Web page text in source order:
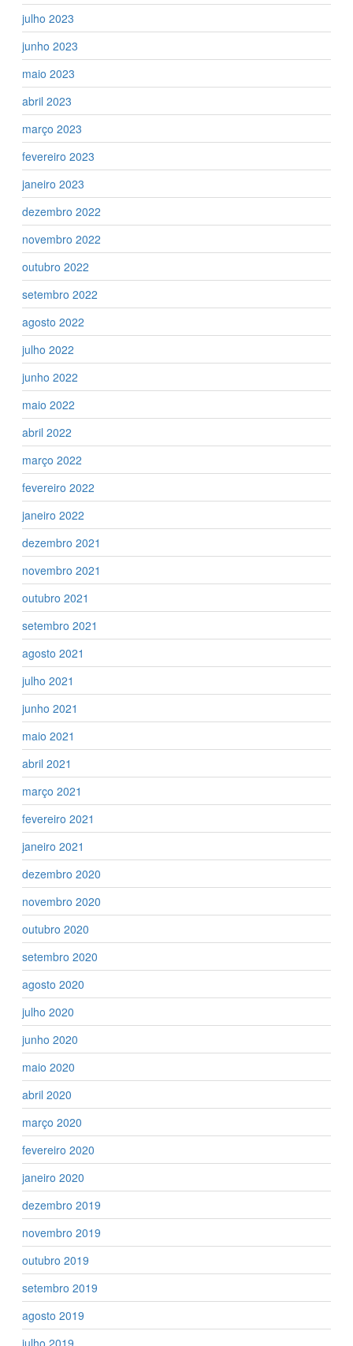
julho 2023
junho 2023
maio 2023
abril 2023
março 2023
fevereiro 2023
janeiro 2023
dezembro 2022
novembro 2022
outubro 2022
setembro 2022
agosto 2022
julho 2022
junho 2022
maio 2022
abril 2022
março 2022
fevereiro 2022
janeiro 2022
dezembro 2021
novembro 2021
outubro 2021
setembro 2021
agosto 2021
julho 2021
junho 2021
maio 2021
abril 2021
março 2021
fevereiro 2021
janeiro 2021
dezembro 2020
novembro 2020
outubro 2020
setembro 2020
agosto 2020
julho 2020
junho 2020
maio 2020
abril 2020
março 2020
fevereiro 2020
janeiro 2020
dezembro 2019
novembro 2019
outubro 2019
setembro 2019
agosto 2019